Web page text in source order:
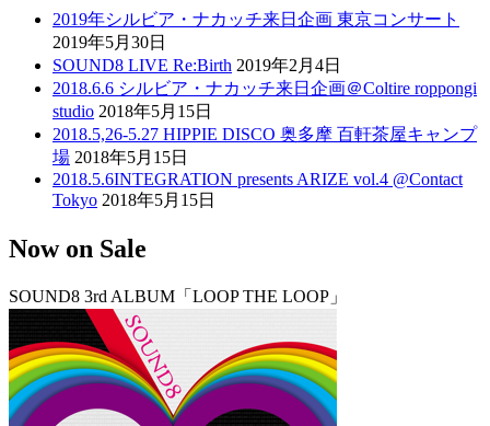
2019年シルビア・ナカッチ来日企画 東京コンサート
2019年5月30日
SOUND8 LIVE Re:Birth 2019年2月4日
2018.6.6 シルビア・ナカッチ来日企画＠Coltire roppongi
studio 2018年5月15日
2018.5,26-5.27 HIPPIE DISCO 奥多摩 百軒茶屋キャンプ
場 2018年5月15日
2018.5.6INTEGRATION presents ARIZE vol.4 @Contact
Tokyo 2018年5月15日
Now on Sale
SOUND8 3rd ALBUM「LOOP THE LOOP」